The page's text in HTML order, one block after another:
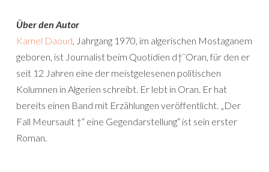
Über den Autor
Kamel Daoud, Jahrgang 1970, im algerischen Mostaganem
geboren, ist Journalist beim Quotidien d†˜Oran, für den er
seit 12 Jahren eine der meistgelesenen politischen
Kolumnen in Algerien schreibt. Er lebt in Oran. Er hat
bereits einen Band mit Erzählungen veröffentlicht. „Der
Fall Meursault †“ eine Gegendarstellung“ ist sein erster
Roman.